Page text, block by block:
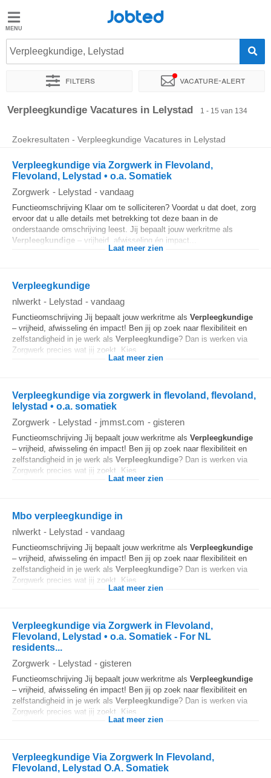
Jobted
Vacatures
Salarissen
Jobted
Verpleegkundige, Lelystad
Filters Vacature-alert
Sorteer op Exacte locatie Bedrijf Uitzendbureau
Verpleegkundige Vacatures in Lelystad 1 - 15 van 134
Zoekresultaten - Verpleegkundige Vacatures in Lelystad
Verpleegkundige via Zorgwerk in Flevoland,
Flevoland, Lelystad • o.a. Somatiek
Zorgwerk - Lelystad - vandaag
Functieomschrijving Klaar om te solliciteren? Voordat u dat doet, zorg
ervoor dat u alle details met betrekking tot deze baan in de
onderstaande omschrijving leest. Jij bepaalt jouw werkritme als
Verpleegkundige – vrijheid, afwisseling én impact...
Laat meer zien
Verpleegkundige
nlwerkt - Lelystad - vandaag
Functieomschrijving Jij bepaalt jouw werkritme als Verpleegkundige
– vrijheid, afwisseling én impact! Ben jij op zoek naar flexibiliteit en
zelfstandigheid in je werk als Verpleegkundige? Dan is werken via
Zorgwerk precies wat jij zoekt. Kies...
Laat meer zien
Verpleegkundige via zorgwerk in flevoland, flevoland,
lelystad • o.a. somatiek
Zorgwerk - Lelystad - jmmst.com - gisteren
Functieomschrijving Jij bepaalt jouw werkritme als Verpleegkundige
– vrijheid, afwisseling én impact! Ben jij op zoek naar flexibiliteit en
zelfstandigheid in je werk als Verpleegkundige? Dan is werken via
Zorgwerk precies wat jij zoekt. Kies...
Laat meer zien
Mbo verpleegkundige in
nlwerkt - Lelystad - vandaag
Functieomschrijving Jij bepaalt jouw werkritme als Verpleegkundige
– vrijheid, afwisseling én impact! Ben jij op zoek naar flexibiliteit en
zelfstandigheid in je werk als Verpleegkundige? Dan is werken via
Zorgwerk precies wat jij zoekt. Kies...
Laat meer zien
Verpleegkundige via Zorgwerk in Flevoland,
Flevoland, Lelystad • o.a. Somatiek - For NL
residents...
Zorgwerk - Lelystad - gisteren
Functieomschrijving Jij bepaalt jouw werkritme als Verpleegkundige
– vrijheid, afwisseling én impact! Ben jij op zoek naar flexibiliteit en
zelfstandigheid in je werk als Verpleegkundige? Dan is werken via
Zorgwerk precies wat jij zoekt. Kies...
Laat meer zien
Verpleegkundige Via Zorgwerk In Flevoland,
Flevoland, Lelystad O.A. Somatiek